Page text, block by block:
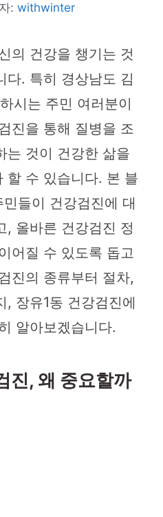
: withwinter
의 건강을 챙기는 것
다. 특히 경상남도 김
시는 주민 여러분이
진을 통해 질병을 조
는 것이 건강한 삶을
할 수 있습니다. 본 블
들이 건강검진에 대
, 올바른 건강검진 정
어질 수 있도록 돕고
진의 종류부터 절차,
, 장유1동 건강검진에
알아보겠습니다.
진, 왜 중요할까